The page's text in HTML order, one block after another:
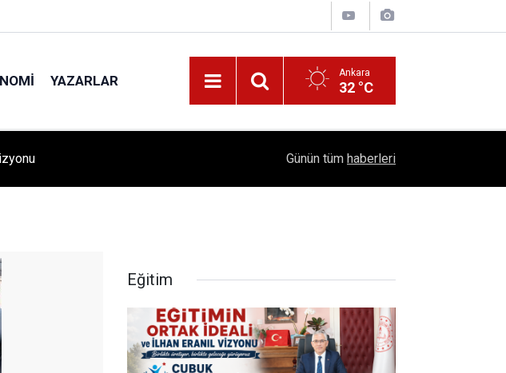
YAZARLAR Ankara
32 °C
Gönüllerince Eğlendi! 1504 Kep, Tek Bir Hedef: Bilim Kenti Çubuk
Günün tüm haberleri
Eğitim